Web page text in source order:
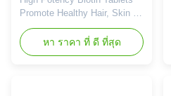
งาน 24 เดือน และคอลลา
คอมเพล็กซ์
Promote Healthy Hair, Skin &
Nails Premium hair growth
biotin capsules formulated to
deliver stronger, longer,
หา ราคา ที่ ดี ที่สุด